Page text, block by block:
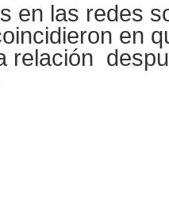
en las redes
en
relación